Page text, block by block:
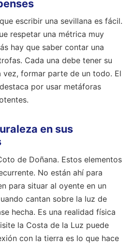
escribir una sevillana es fácil.
respetar una métrica muy
hay que saber contar una
Cada una debe tener su
formar parte de un todo. El
por usar metáforas
de Doñana. Estos elementos
No están ahí para
para situar al oyente en un
cantan sobre la luz de
hecha. Es una realidad física
la Costa de la Luz puede
con la tierra es lo que hace
y creíble.